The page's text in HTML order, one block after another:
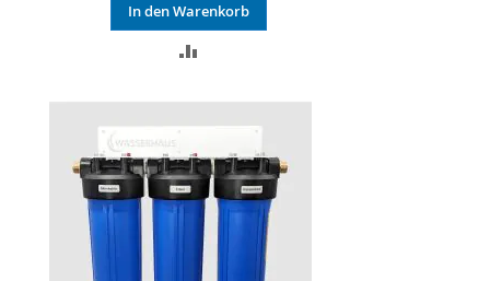
In den Warenkorb
HINZUFÜGEN